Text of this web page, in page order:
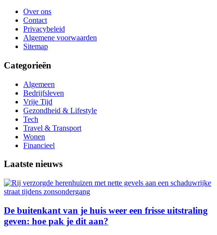
Over ons
Contact
Privacybeleid
Algemene voorwaarden
Sitemap
Categorieën
Algemeen
Bedrijfsleven
Vrije Tijd
Gezondheid & Lifestyle
Tech
Travel & Transport
Wonen
Financieel
Laatste nieuws
De buitenkant van je huis weer een frisse uitstraling
geven: hoe pak je dit aan?